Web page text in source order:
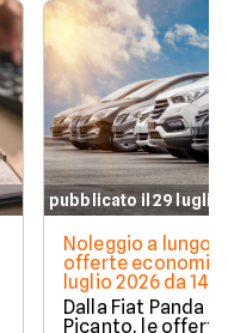
pubblicato il 29 luglio
Noleggio a lungo
offerte
luglio 2026 da
Dalla Fiat Panda
Picanto, le